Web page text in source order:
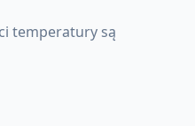
temperatury są